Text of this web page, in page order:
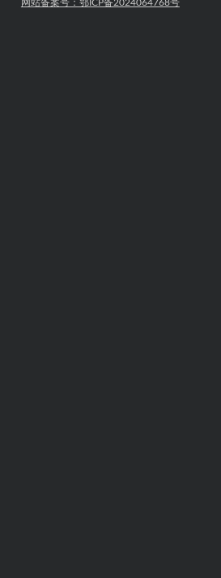
网站备案号：鄂ICP备2024064768号